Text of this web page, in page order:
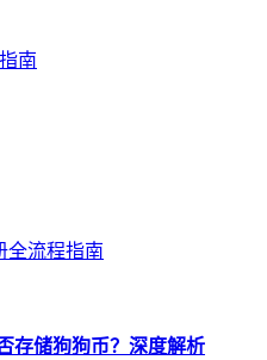
南
全流程指南
存储狗狗币？深度解析